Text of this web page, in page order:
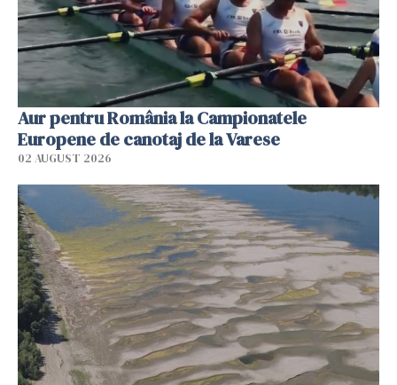
Aur pentru România la Campionatele
Europene de canotaj de la Varese
02 AUGUST 2026